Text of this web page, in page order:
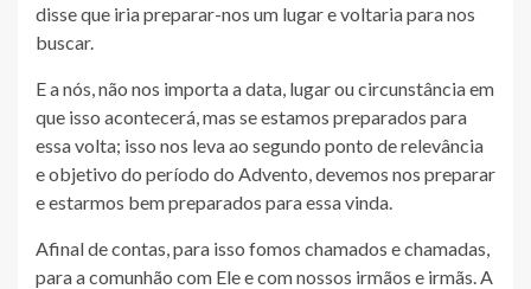
disse que iria preparar-nos um lugar e voltaria para nos
buscar.
E a nós, não nos importa a data, lugar ou circunstância em
que isso acontecerá, mas se estamos preparados para
essa volta; isso nos leva ao segundo ponto de relevância
e objetivo do período do Advento, devemos nos preparar
e estarmos bem preparados para essa vinda.
Afinal de contas, para isso fomos chamados e chamadas,
para a comunhão com Ele e com nossos irmãos e irmãs. A